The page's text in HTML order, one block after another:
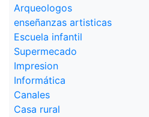
Arqueologos
enseñanzas artisticas
Escuela infantil
Supermecado
Impresion
Informática
Canales
Casa rural